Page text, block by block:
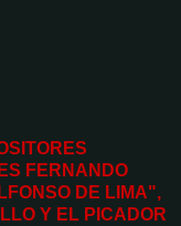
FERNANDO
DE LIMA",
Y EL PICADOR